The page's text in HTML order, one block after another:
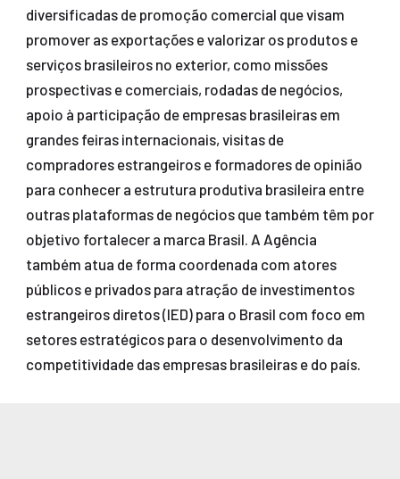
diversificadas de promoção comercial que visam
promover as exportações e valorizar os produtos e
serviços brasileiros no exterior, como missões
prospectivas e comerciais, rodadas de negócios,
apoio à participação de empresas brasileiras em
grandes feiras internacionais, visitas de
compradores estrangeiros e formadores de opinião
para conhecer a estrutura produtiva brasileira entre
outras plataformas de negócios que também têm por
objetivo fortalecer a marca Brasil. A Agência
também atua de forma coordenada com atores
públicos e privados para atração de investimentos
estrangeiros diretos (IED) para o Brasil com foco em
setores estratégicos para o desenvolvimento da
competitividade das empresas brasileiras e do país.